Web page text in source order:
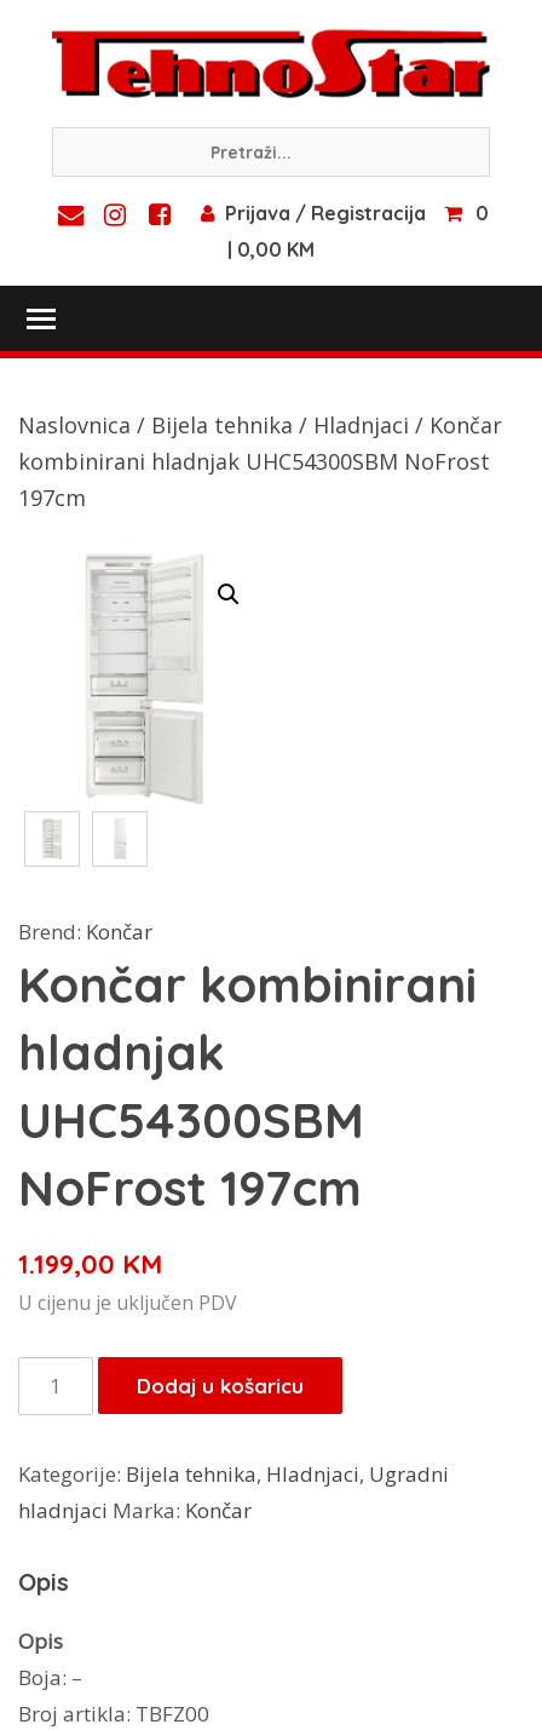
content
Prijava / Registracija
0
| 0,00 KM
Naslovnica / Bijela tehnika / Hladnjaci / Končar
kombinirani hladnjak UHC54300SBM NoFrost
197cm
Brend: Končar
Končar kombinirani
hladnjak
UHC54300SBM
NoFrost 197cm
1.199,00 KM
U cijenu je uključen PDV
Končar
kombinirani
UHC54300SBM
NoFrost
količina
Dodaj u košaricu
Kategorije: Bijela tehnika, Hladnjaci, Ugradni
hladnjaci Marka: Končar
Opis
Opis
Boja: –
Broj artikla: TBFZ00